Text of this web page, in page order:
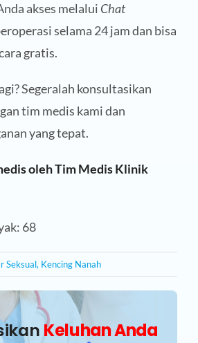
akses melalui Chat
selama 24 jam dan bisa
gratis.
Segeralah konsultasikan
tim medis kami dan
yang tepat.
oleh Tim Medis Klinik
68
Seksual, Kencing Nanah
Keluhan Anda